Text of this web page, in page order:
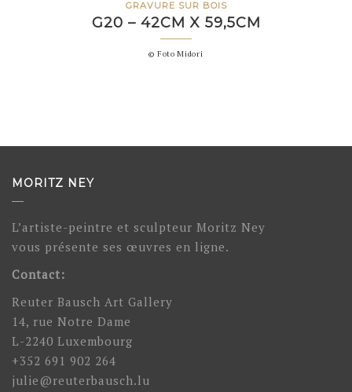
GRAVURE SUR BOIS
G20 – 42CM X 59,5CM
© Foto Midori
MORITZ NEY
L’artiste-peintre et sculpteur Moritz Ney
vous présente ses œuvres en ligne.
Contact:
Reuter Bausch Art Gallery
14, rue Notre Dame
L-2240 Luxembourg
+352 691 902 264
julie@reuterbausch.lu